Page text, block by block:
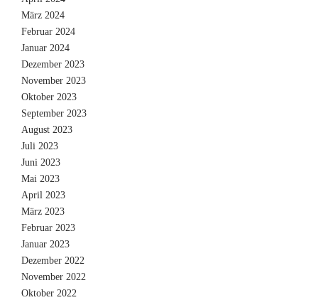
März 2024
Februar 2024
Januar 2024
Dezember 2023
November 2023
Oktober 2023
September 2023
August 2023
Juli 2023
Juni 2023
Mai 2023
April 2023
März 2023
Februar 2023
Januar 2023
Dezember 2022
November 2022
Oktober 2022